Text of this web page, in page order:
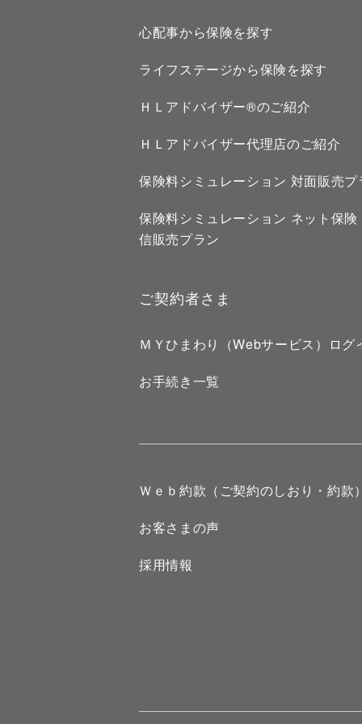
心配事から保険を探す
ライフステージから保険を探す
ＨＬアドバイザー®のご紹介
ＨＬアドバイザー代理店のご紹介
保険料シミュレーション 対面販売プ
保険料シミュレーション ネット保険
信販売プラン
ご契約者さま
ＭＹひまわり（Webサービス）ログ
お手続き一覧
Ｗｅｂ約款（ご契約のしおり・約款）
お客さまの声
採用情報